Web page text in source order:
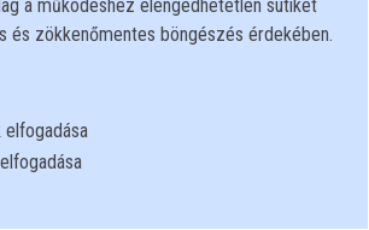
a működéshez elengedhetetlen sütiket
és zökkenőmentes böngészés érdekében.
elfogadása